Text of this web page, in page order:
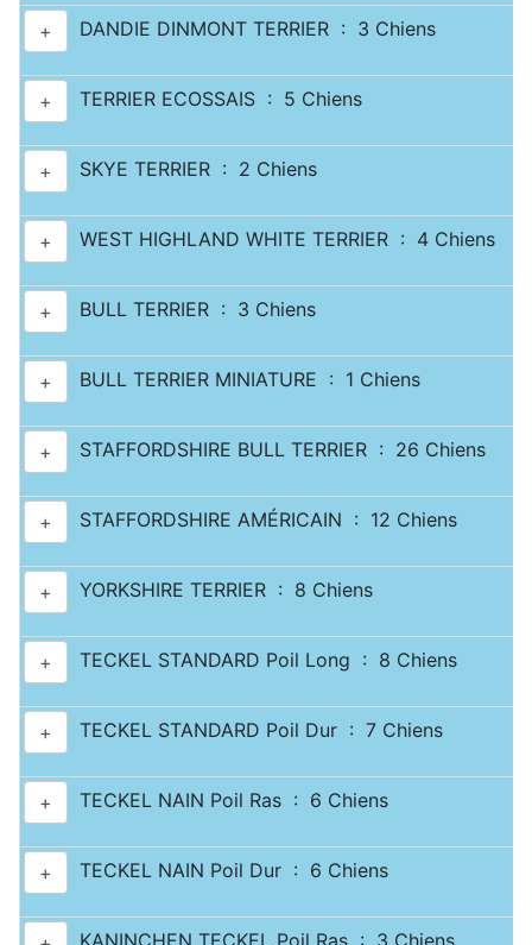
+ DANDIE DINMONT TERRIER : 3 Chiens
+ TERRIER ECOSSAIS : 5 Chiens
+ SKYE TERRIER : 2 Chiens
+ WEST HIGHLAND WHITE TERRIER : 4 Chiens
+ BULL TERRIER : 3 Chiens
+ BULL TERRIER MINIATURE : 1 Chiens
+ STAFFORDSHIRE BULL TERRIER : 26 Chiens
+ STAFFORDSHIRE AMÉRICAIN : 12 Chiens
+ YORKSHIRE TERRIER : 8 Chiens
+ TECKEL STANDARD Poil Long : 8 Chiens
+ TECKEL STANDARD Poil Dur : 7 Chiens
+ TECKEL NAIN Poil Ras : 6 Chiens
+ TECKEL NAIN Poil Dur : 6 Chiens